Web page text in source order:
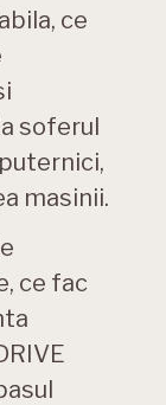
ce
soferul
masinii.
ce fac